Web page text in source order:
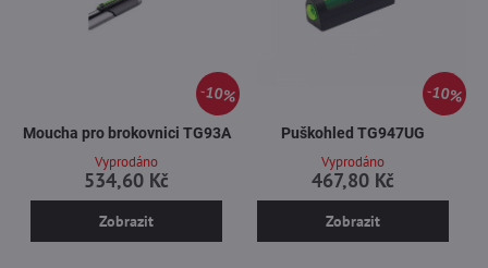
10%
Moucha pro brokovnici TG93A
Vyprodáno
534,60 Kč
Zobrazit
10%
Puškohled TG947UG
Vyprodáno
467,80 Kč
Zobrazit